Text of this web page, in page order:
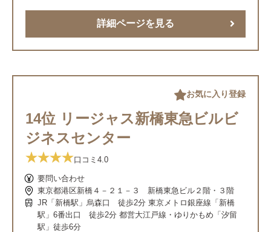
詳細ページを見る
14位 リージャス新橋東急ビルビ
ジネスセンター
口コミ 4.0
要問い合わせ
東京都港区新橋４－２１－３ 新橋東急ビル２階・３階
JR「新橋駅」烏森口 徒歩2分 東京メトロ銀座線「新橋
駅」6番出口 徒歩2分 都営大江戸線・ゆりかもめ「汐留
駅」徒歩6分
お気に入り登録